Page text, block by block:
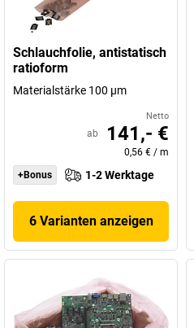
Schlauchfolie, antistatisch
ratioform
Materialstärke 100 µm
Netto
ab 141,- €
0,56 € / m
+Bonus
1-2 Werktage
6 Varianten anzeigen